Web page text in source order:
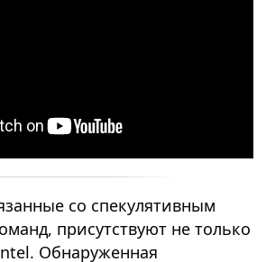
со спекулятивным
присутствуют не только
Обнаруженная